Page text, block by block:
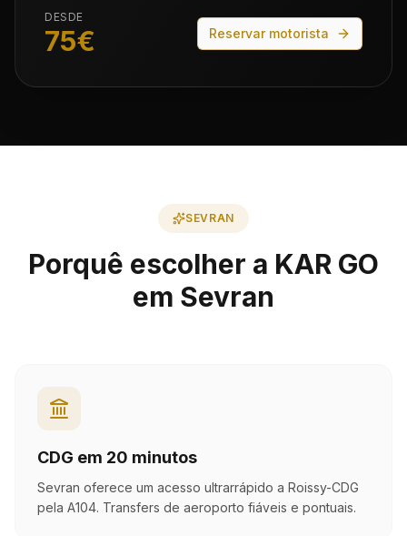
DESDE
75€ Reservar motorista
SEVRAN
Porquê escolher a KAR GO
em Sevran
CDG em 20 minutos
Sevran oferece um acesso ultrarrápido a Roissy-CDG
pela A104. Transfers de aeroporto fiáveis e pontuais.